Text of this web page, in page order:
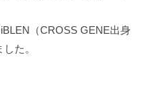
（CROSS GENE出身
た。